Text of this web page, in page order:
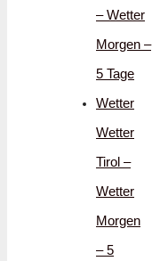
– Wetter
Morgen –
5 Tage
Wetter
Wetter
Tirol –
Wetter
Morgen
– 5